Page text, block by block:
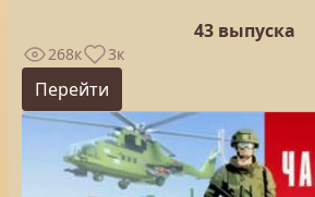
43 выпуска
268к 3к
Перейти